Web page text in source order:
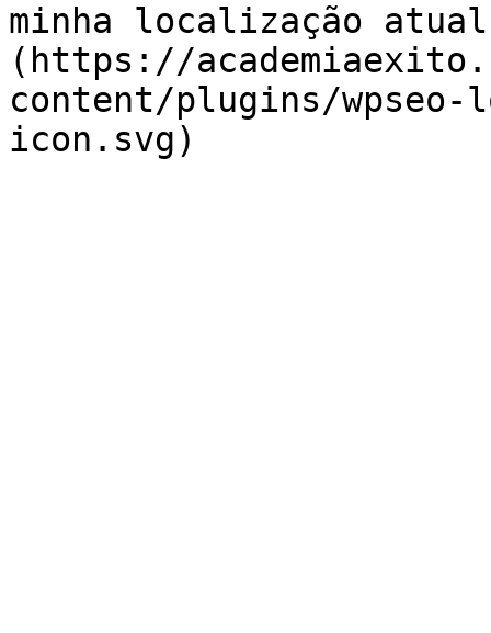
minha localização
(https://
content/plugins/
icon.svg)